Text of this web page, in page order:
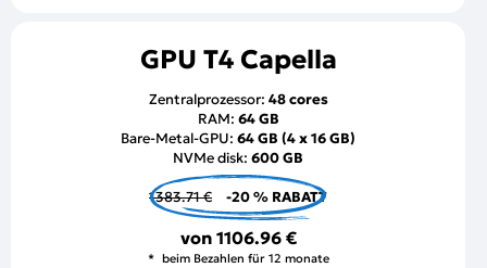
GPU T4 Capella
Zentralprozessor: 48 cores
RAM: 64 GB
Bare-Metal-GPU: 64 GB (4 x 16 GB)
NVMe disk: 600 GB
1383.71 € -20 % RABATT
von 1106.96 €
beim Bezahlen für 12 monate